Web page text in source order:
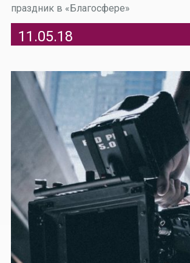
праздник в «Благосфере»
11.05.18